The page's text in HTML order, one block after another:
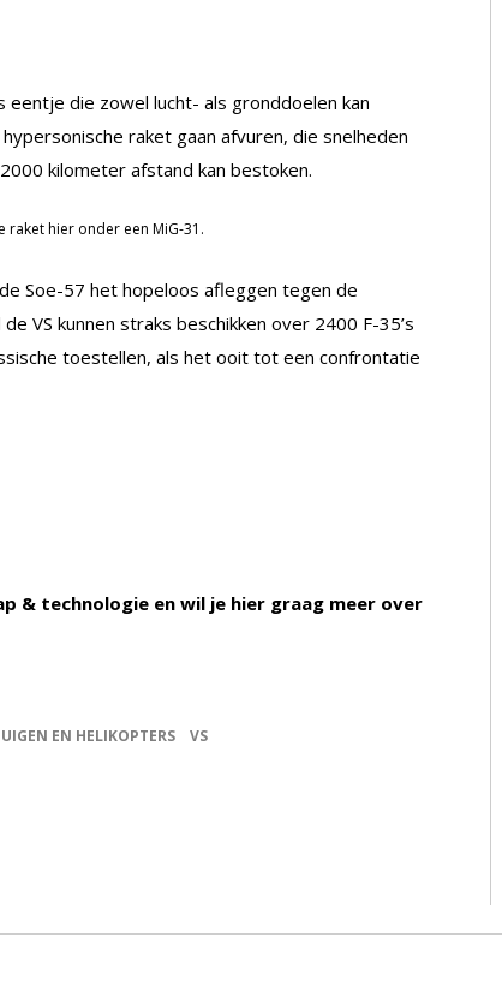
die zowel lucht- als gronddoelen kan
hypersonische raket gaan afvuren, die snelheden
kilometer afstand kan bestoken.
raket hier onder een MiG-31.
Soe-57 het hopeloos afleggen tegen de
VS kunnen straks beschikken over 2400 F-35’s
toestellen, als het ooit tot een confrontatie
& technologie en wil je hier graag meer over
EN HELIKOPTERS VS